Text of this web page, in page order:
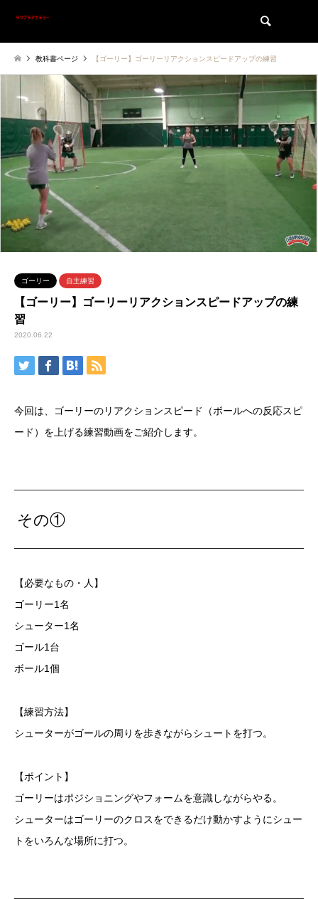
教科書ページ 【ゴーリー】ゴーリーリアクションスピードアップの練習
ゴーリー 自主練習
【ゴーリー】ゴーリーリアクションスピードアップの練
習
2020.06.22
今回は、ゴーリーのリアクションスピード（ボールへの反応スピ
ード）を上げる練習動画をご紹介します。
その①
【必要なもの・人】
ゴーリー1名
シューター1名
ゴール1台
ボール1個
【練習方法】
シューターがゴールの周りを歩きながらシュートを打つ。
【ポイント】
ゴーリーはポジショニングやフォームを意識しながらやる。
シューターはゴーリーのクロスをできるだけ動かすようにシュー
トをいろんな場所に打つ。